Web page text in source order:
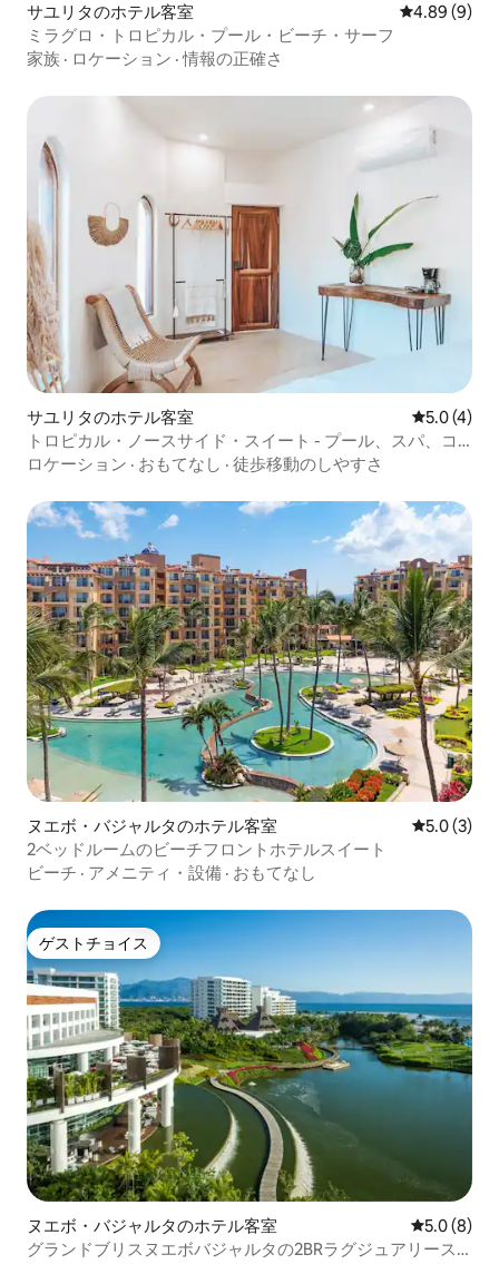
サユリタのホテル客室 レビュー9件
4.89 (9)
ミラグロ・トロピカル・プール・ビーチ・サーフ
家族 · ロケーション ·情報の正確さ
サユリタのホテル客室 レビュー4
5.0 (4)
トロピカル・ノースサイド・スイート - プール、スパ、コ
ールドプランジ
ロケーション · おもてなし · 徒歩移動のしやすさ
ヌエボ・バジャルタのホテル客室 レビュー3
5.0 (3)
2ベッドルームのビーチフロントホテルスイート
ビーチ · アメニティ・設備 · おもてなし
ゲストチョイス
ゲストチョイス
ヌエボ・バジャルタのホテル客室 レビュー8
5.0 (8)
グランドブリスヌエボバジャルタの2BRラグジュアリース